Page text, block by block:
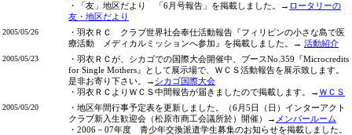
・「友」地区だより 「6月号報告」を掲載しました。→ ロータリーの
友・地区だより
2005/05/26
・羽衣ＲＣ クラブ世界社会奉仕活動報告『フィリピンの小さな島で医
療活動 メディカルミッションへ参加』を掲載しました。→ 活動紹介
2005/05/23
・羽衣ＲＣが、シカゴでの国際大会開催中、ブースNo.359『Microcredits
for Single Mothers』として展示場で、ＷＣＳ活動報告を展示致します。
是非お寄り下さい。→ シカゴ国際大会
・羽衣ＲＣよりＷＣＳ中間報告が届きましたので掲載します。→ ＷＣＳ
2005/05/20
・地区年間行事予定表を更新しました。（6月5日（日）インターアクト
クラブ新入生歓迎会（松原市商工会議所於）開催）→ メンバールーム
・2006－07年度 青少年交換派遣学生募集のお知らせを掲載しました。